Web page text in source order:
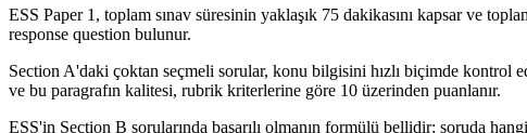
ESS Paper 1, toplam sınav süresinin yaklaşık 75 dakikasını kapsar ve
response question bulunur.
Section A'daki çoktan seçmeli sorular, konu bilgisini hızlı biçimde kontrol
ve bu paragrafın kalitesi, rubrik kriterlerine göre 10 üzerinden puanlanır.
ESS'in Section B sorularında başarılı olmanın formülü bellidir: soruda